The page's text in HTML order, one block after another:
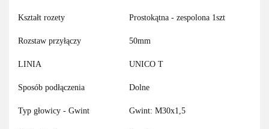
Kształt rozety Prostokątna - zespolona 1szt
Rozstaw przyłączy 50mm
LINIA UNICO T
Sposób podłączenia Dolne
Typ głowicy - Gwint Gwint: M30x1,5